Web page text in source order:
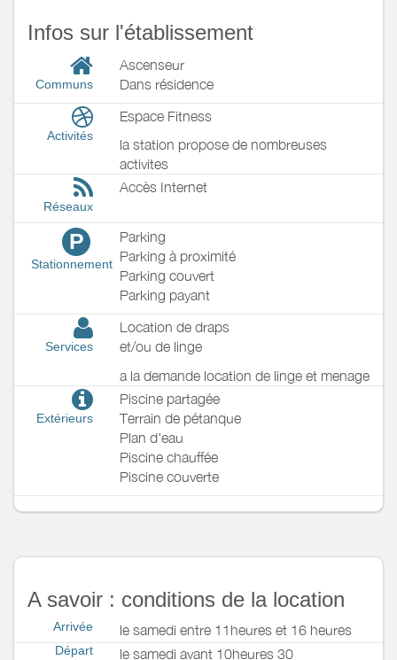
Autres
Chauffage /
AC
Chauffage
Exterieur Salon de jardin
Divers
dans la piece a vivre 2 lits gigogne 1
personne 80 de large pouvant faire 1
lit 2 personnes2 couettes 1 personne
Infos sur l'établissement
Communs
Ascenseur
Dans résidence
Activités
Espace Fitness
la station propose de nombreuses
activites
Réseaux
Accès Internet
P
Stationnement
Parking
Parking à proximité
Parking couvert
Parking payant
Services
Location de draps
et/ou de linge
a la demande location de linge et menage
Extérieurs
Piscine partagée
Terrain de pétanque
Plan d'eau
Piscine chauffée
Piscine couverte
A savoir : conditions de la location
Arrivée le samedi entre 11heures et 16 heures
Départ le samedi avant 10heures 30